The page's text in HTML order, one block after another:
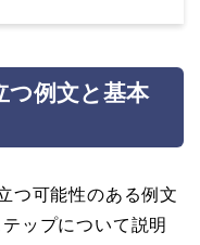
つ例文と基本
つ可能性のある例文
ップについて説明